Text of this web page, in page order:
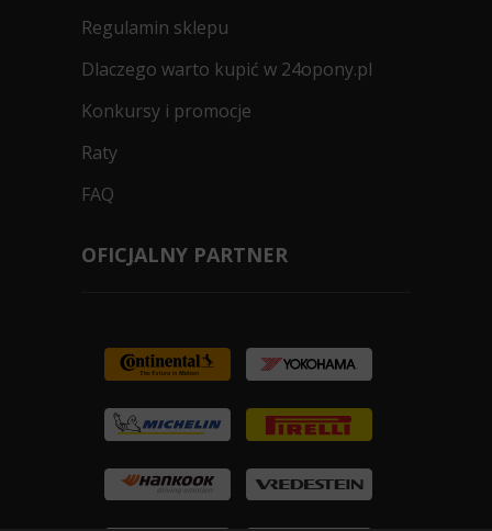
Regulamin sklepu
Dlaczego warto kupić w 24opony.pl
Konkursy i promocje
Raty
FAQ
OFICJALNY PARTNER